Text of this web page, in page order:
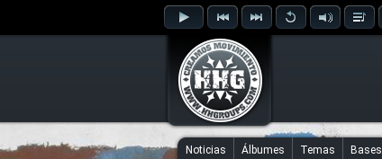
Noticias Álbumes Temas Bases